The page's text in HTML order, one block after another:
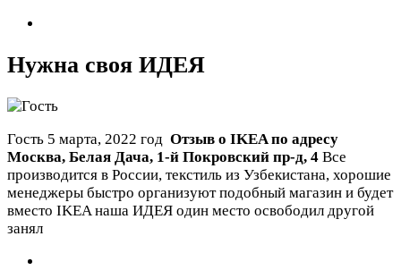
Нужна своя ИДЕЯ
Гость 5 марта, 2022 год Отзыв о IKEA по адресу
Москва, Белая Дача, 1-й Покровский пр-д, 4 Все
производится в России, текстиль из Узбекистана, хорошие
менеджеры быстро организуют подобный магазин и будет
вместо IKEA наша ИДЕЯ один место освободил другой
занял